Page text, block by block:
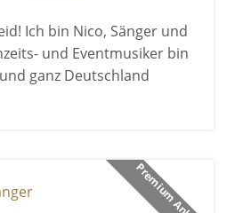
Ich bin Nico, Sänger und
und Eventmusiker bin
ganz Deutschland